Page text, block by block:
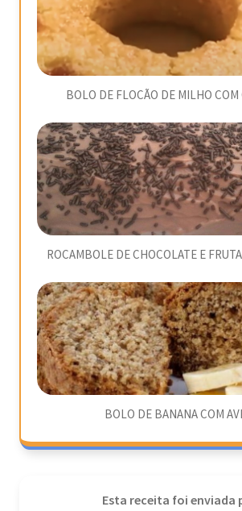
BOLO DE FLOCÃO DE MILHO COM
ROCAMBOLE DE CHOCOLATE E
BOLO DE BANANA COM
Esta receita foi enviada